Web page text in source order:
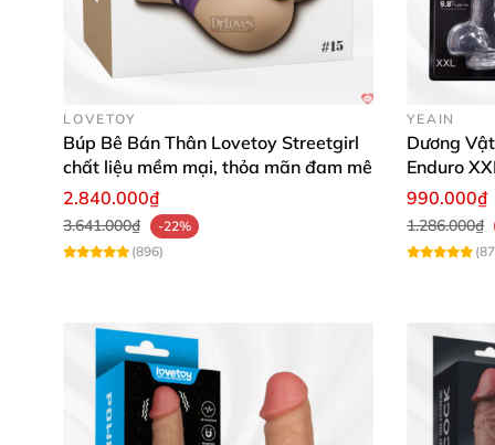
LOVETOY
Búp Bê Bán Thân Lovetoy Streetgirl
chất liệu mềm mại, thỏa mãn đam mê
2.840.000₫
3.641.000₫
-22%
(896)
YEAIN
Dương
Enduro
990.000₫
1.286.000₫